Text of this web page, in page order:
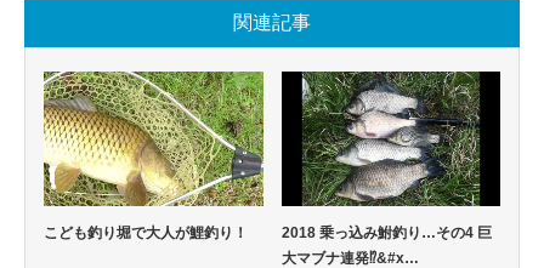
関連記事
こども釣り堀で大人が鯉釣り！
2018 乗っ込み鮒釣り…その4 巨
大マブナ連発⁉&#x…